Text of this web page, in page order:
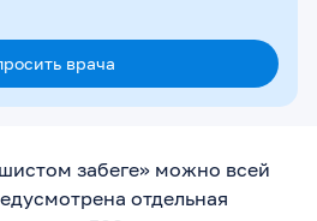
врача
забеге» можно всей
отдельная